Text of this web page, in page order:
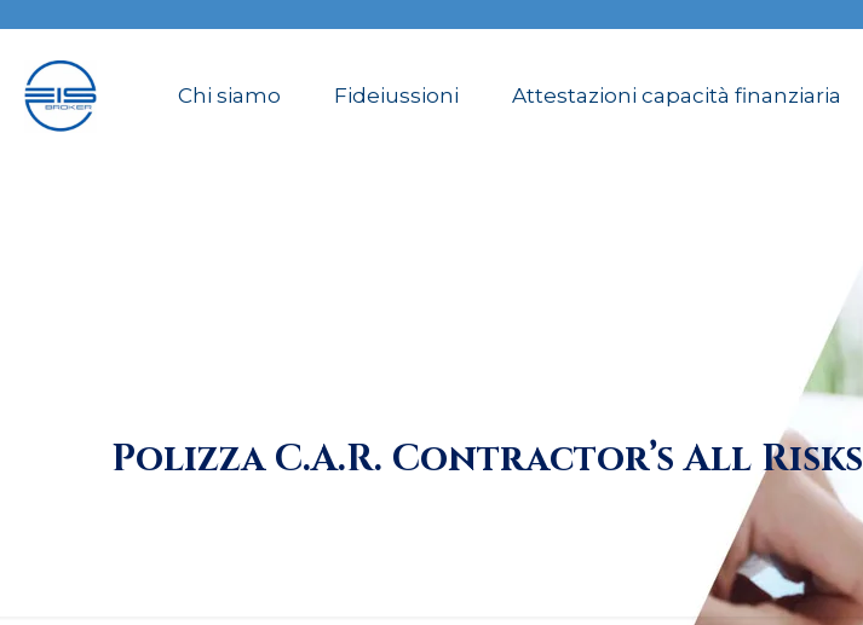
Chi siamo Fideiussioni Attestazioni capacità finanziaria
Polizza C.A.R. Contractor’s All Risks